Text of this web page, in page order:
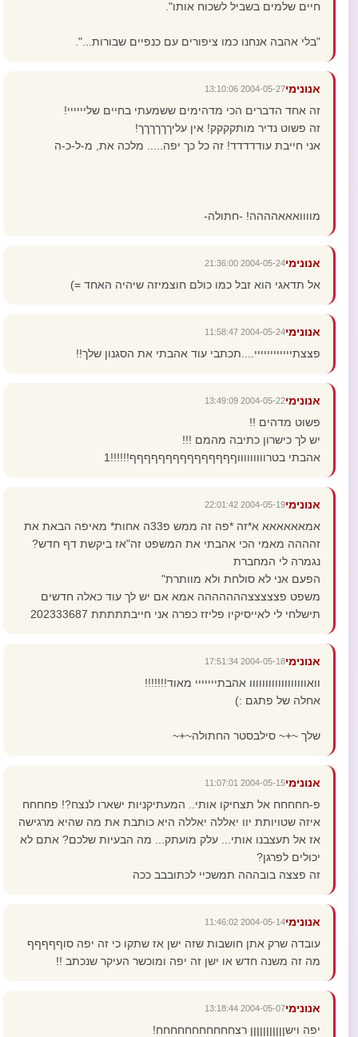
חיים שלמים בשביל לשכוח אותו".
"בלי אהבה אנחנו כמו ציפורים עם כנפיים שבורות...".
אנונימי2004-05-27 13:10:06
זה אחד הדברים הכי מדהימים ששמעתי בחיים שליייייי!
זה פשוט נדיר מותקקקק! אין עליךךךךךך!
אני חייבת עודדדדד! זה כל כך יפה..... מלכה את, מ-ל-כ-ה
מוווואאאהההה! -חתולה-
אנונימי2004-05-24 21:36:00
אל תדאגי הוא זבל כמו כולם חוצמיזה שיהיה האחד =)
אנונימי2004-05-24 11:58:47
פצצתיייייייייייי....תכתבי עוד אהבתי את הסגנון שלך!!
אנונימי2004-05-22 13:49:09
פשוט מדהים !!
יש לך כישרון כתיבה מהמם !!!
אהבתי בטרוווווווווףףףףףףףףףףףףףףף!!!!!!1
אנונימי2004-05-19 22:01:42
אמאאאאאא א*זה *פה זה ממש פ33ה אחות* מאיפה הבאת את
זהההה מאמי הכי אהבתי את המשפט זה"אז ביקשת דף חדש?
נגמרה לי המחברת
הפעם אני לא סולחת ולא מוותרת"
משפט פצצצצצההההההה אמא אם יש לך עוד כאלה חדשים
תישלחי לי לאייסיקיו פליזז כפרה אני חייבתתתתת 202333687
אנונימי2004-05-18 17:51:34
וואוווווווווווווווווו אהבתייייייי מאוד!!!!!!!
אחלה של פתגם :)
שלך ~+~ סילבסטר החתולה~+~
אנונימי2004-05-15 11:07:01
פ-חחחחח אל תצחיקו אותי.. המעתיקניות ישארו לנצח?! פחחחח
איזה שטויותת יוו יאללה יאללה היא כותבת את מה שהיא מרגישה
אז אל תעצבנו אותי... עלק מועתק... מה הבעיות שלכם? אתם לא
יכולים לפרגן?
זה פצצה בובההה תמשכיי לכתובבב ככה
אנונימי2004-05-14 11:46:02
עובדה שרק אתן חושבות שזה ישן אז שתקו כי זה יפה סוףףףףף
מה זה משנה חדש או ישן זה יפה ומוכשר העיקר שנכתב !!
אנונימי2004-05-07 13:18:44
יפה וישןןןןןןןןןןן רצחחחחחחחחחחח!